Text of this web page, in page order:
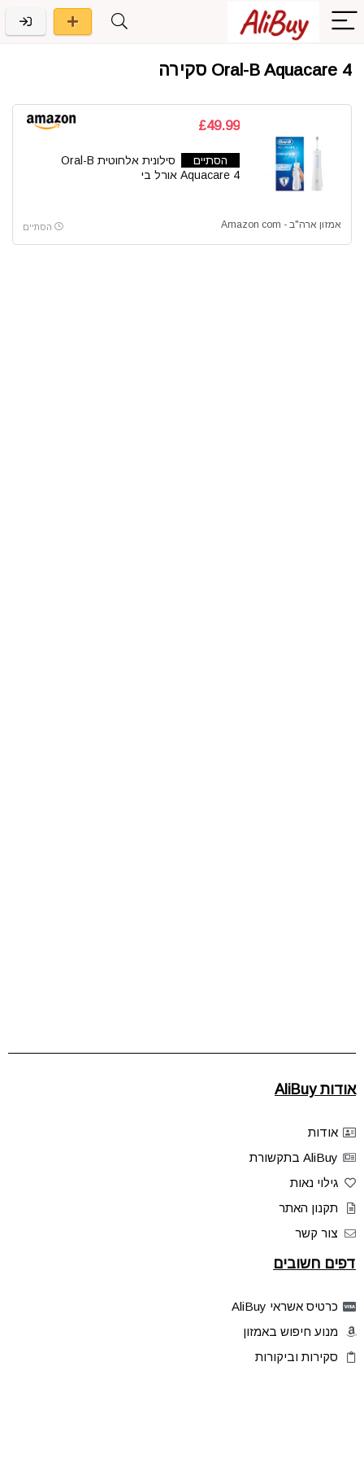
Oral-B Aquacare 4 סקירה
£49.99
הסתיים
סילונית אלחוטית Oral-B
Aquacare 4 אורל בי
אמזון ארה"ב - Amazon com הסתיים
אודות AliBuy
אודות
AliBuy בתקשורת
גילוי נאות
תקנון האתר
צור קשר
דפים חשובים
כרטיס אשראי AliBuy
מנוע חיפוש באמזון
סקירות וביקורות